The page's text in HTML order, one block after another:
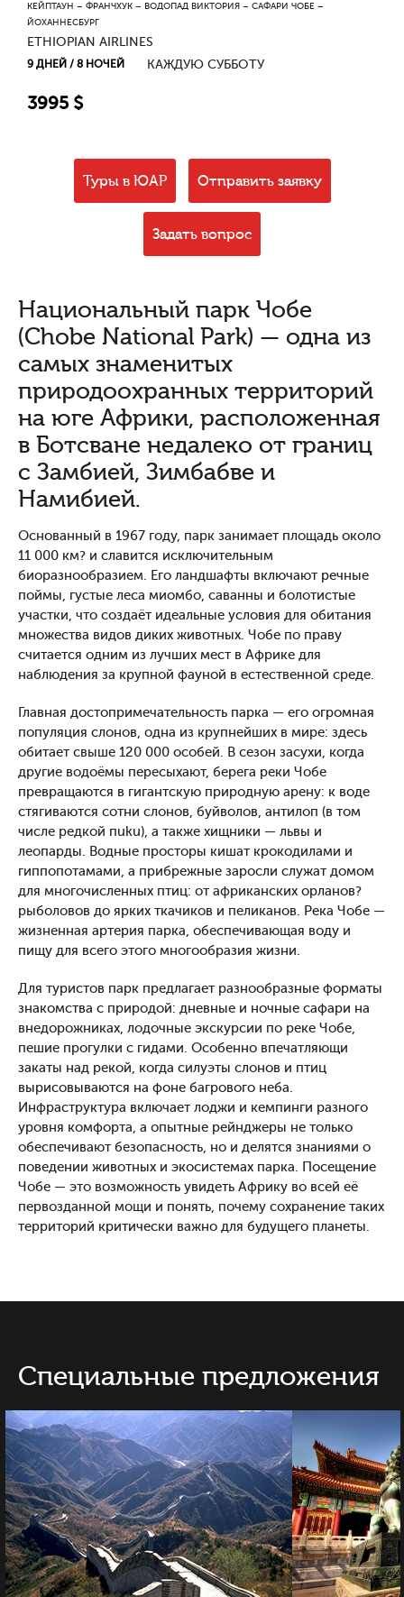
КЕЙПТАУН – ФРАНЧХУК – ВОДОПАД ВИКТОРИЯ – САФАРИ ЧОБЕ –
ЙОХАННЕСБУРГ
ETHIOPIAN AIRLINES
9 ДНЕЙ / 8 НОЧЕЙ КАЖДУЮ СУББОТУ
3995 $
Туры в ЮАР Отправить заявку
Задать вопрос
Национальный парк Чобе
(Chobe National Park) — одна из
самых знаменитых
природоохранных территорий
на юге Африки, расположенная
в Ботсване недалеко от границ
с Замбией, Зимбабве и
Намибией.
Основанный в 1967 году, парк занимает площадь около
11 000 км? и славится исключительным
биоразнообразием. Его ландшафты включают речные
поймы, густые леса миомбо, саванны и болотистые
участки, что создаёт идеальные условия для обитания
множества видов диких животных. Чобе по праву
считается одним из лучших мест в Африке для
наблюдения за крупной фауной в естественной среде.
Главная достопримечательность парка — его огромная
популяция слонов, одна из крупнейших в мире: здесь
обитает свыше 120 000 особей. В сезон засухи, когда
другие водоёмы пересыхают, берега реки Чобе
превращаются в гигантскую природную арену: к воде
стягиваются сотни слонов, буйволов, антилоп (в том
числе редкой пuku), а также хищники — львы и
леопарды. Водные просторы кишат крокодилами и
гиппопотамами, а прибрежные заросли служат домом
для многочисленных птиц: от африканских орланов?
рыболовов до ярких ткачиков и пеликанов. Река Чобе —
жизненная артерия парка, обеспечивающая воду и
пищу для всего этого многообразия жизни.
Для туристов парк предлагает разнообразные форматы
знакомства с природой: дневные и ночные сафари на
внедорожниках, лодочные экскурсии по реке Чобе,
пешие прогулки с гидами. Особенно впечатляющи
закаты над рекой, когда силуэты слонов и птиц
вырисовываются на фоне багрового неба.
Инфраструктура включает лоджи и кемпинги разного
уровня комфорта, а опытные рейнджеры не только
обеспечивают безопасность, но и делятся знаниями о
поведении животных и экосистемах парка. Посещение
Чобе — это возможность увидеть Африку во всей её
первозданной мощи и понять, почему сохранение таких
территорий критически важно для будущего планеты.
Специальные предложения